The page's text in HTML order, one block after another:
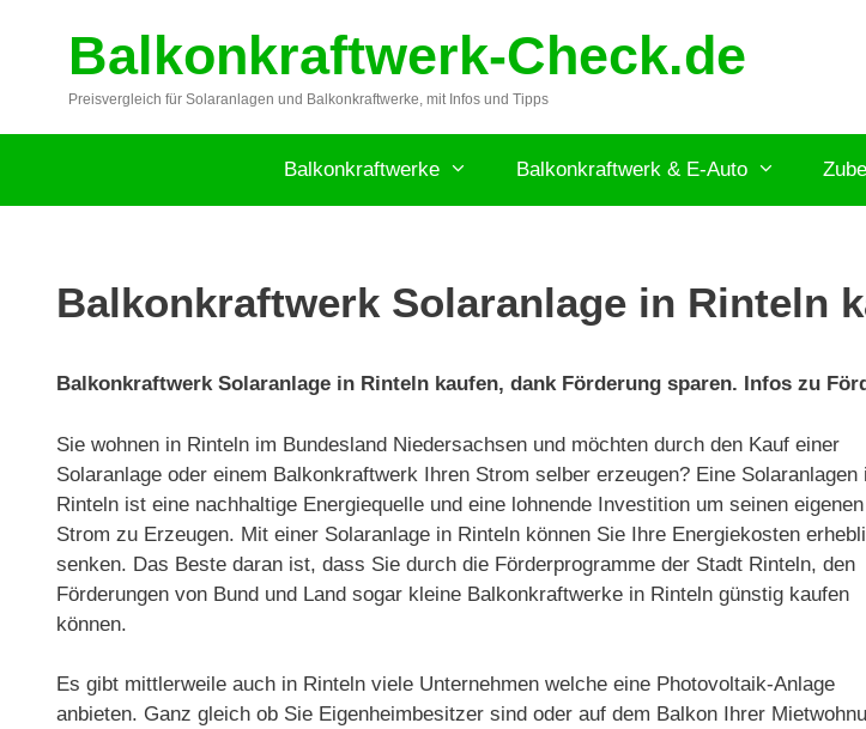
springenBalkonkraftwerk-Check.de
Preisvergleich für Solaranlagen und Balkonkraftwerke, mit Infos und Tipps
Balkonkraftwerke Balkonkraftwerk & E-Auto
Balkonkraftwerk Solaranlage in Rinteln
Balkonkraftwerk Solaranlage in Rinteln kaufen, dank Förderung sparen. Infos zu
Sie wohnen in Rinteln im Bundesland Niedersachsen und möchten durch den Kauf einer
Solaranlage oder einem Balkonkraftwerk Ihren Strom selber erzeugen? Eine Solaranlagen
Rinteln ist eine nachhaltige Energiequelle und eine lohnende Investition um seinen eigenen
Strom zu Erzeugen. Mit einer Solaranlage in Rinteln können Sie Ihre Energiekosten
senken. Das Beste daran ist, dass Sie durch die Förderprogramme der Stadt Rinteln, den
Förderungen von Bund und Land sogar kleine Balkonkraftwerke in Rinteln günstig kaufen
können.
Es gibt mittlerweile auch in Rinteln viele Unternehmen welche eine Photovoltaik-Anlage
anbieten. Ganz gleich ob Sie Eigenheimbesitzer sind oder auf dem Balkon Ihrer